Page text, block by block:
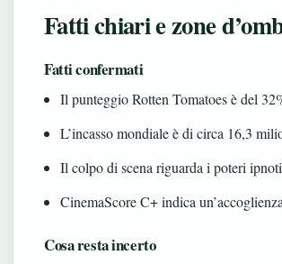
Fatti chiari e zone
Fatti confermati
Il punteggio Rotten Tomatoes è del
L’incasso mondiale è di circa 16,3
Il colpo di scena riguarda i poteri
CinemaScore C+ indica
Cosa resta incerto